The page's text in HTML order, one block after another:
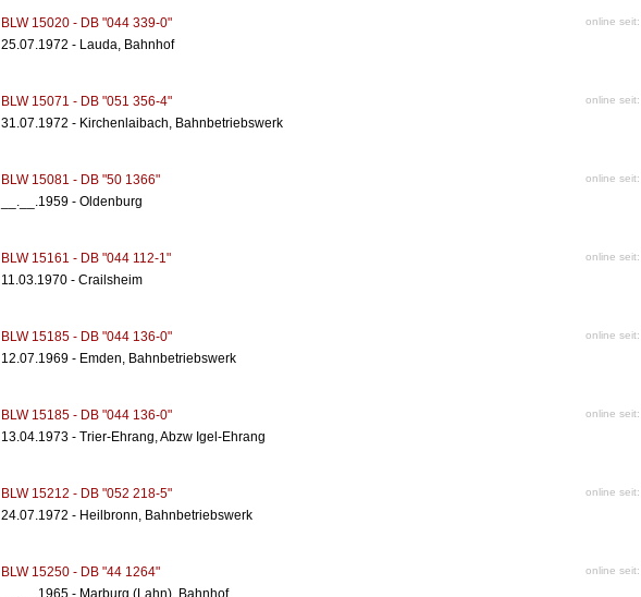
BLW 15020 - DB "044 339-0" online
25.07.1972 - Lauda, Bahnhof
BLW 15071 - DB "051 356-4" online
31.07.1972 - Kirchenlaibach, Bahnbetriebswerk
BLW 15081 - DB "50 1366" online
__.__.1959 - Oldenburg
BLW 15161 - DB "044 112-1" online
11.03.1970 - Crailsheim
BLW 15185 - DB "044 136-0" online
12.07.1969 - Emden, Bahnbetriebswerk
BLW 15185 - DB "044 136-0" online
13.04.1973 - Trier-Ehrang, Abzw Igel-Ehrang
BLW 15212 - DB "052 218-5" online
24.07.1972 - Heilbronn, Bahnbetriebswerk
BLW 15250 - DB "44 1264" online
__.__.1965 - Marburg (Lahn), Bahnhof